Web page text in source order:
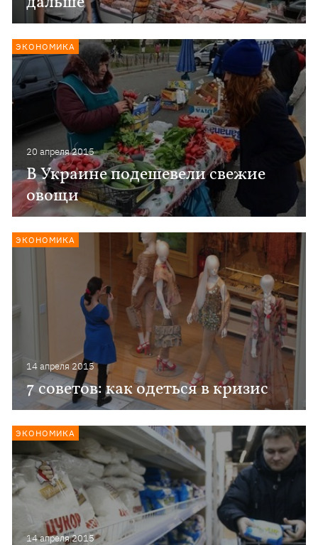
20 апреля 2015
В Украине подешевели свежие
овощи
ЭКОНОМИКА
14 апреля 2015
7 советов: как одеться в кризис
ЭКОНОМИКА
14 апреля 2015
ЭКОНОМИКА